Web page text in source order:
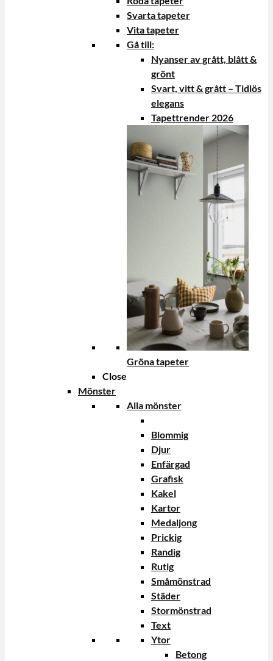
Svarta tapeter
Vita tapeter
Gå till:
Nyanser av grått, blått &
grönt
Svart, vitt & grått – Tidlös
elegans
Tapettrender 2026
Gröna tapeter
Close
Mönster
Alla mönster
Blommig
Djur
Enfärgad
Grafisk
Kakel
Kartor
Medaljong
Prickig
Randig
Rutig
Småmönstrad
Städer
Stormönstrad
Text
Ytor
Betong